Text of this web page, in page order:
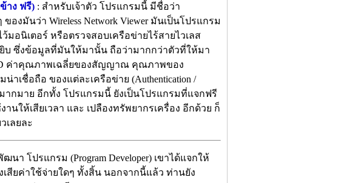
าง ฟรี) : สำหรับเจ้าตัว โปรแกรมนี้ มีชื่อว่า
องมันว่า Wireless Network Viewer มันเป็นโปรแกรม
มอนิเตอร์ หรือตรวจสอบเครือข่ายไร้สายไวเลส
ยิบ ซึ่งข้อมูลที่มันให้มานั้น ถือว่ามากกว่าตัวที่ให้มา
ค่าคุณภาพเฉลี่ยของสัญญาณ คุณภาพของ
เชื่อถือ ของแต่ละเครือข่าย (Authentication /
มากมาย อีกทั้ง โปรแกรมนี้ ยังเป็นโปรแกรมที่แจกฟรี
ให้เสียเวลา และ เปลืองทรัพยากรเครื่อง อีกด้วย ก็
เลยละ
นา โปรแกรม (Program Developer) เขาได้แจกให้
สียค่าใช้จ่ายใดๆ ทั้งสิ้น นอกจากนี้แล้ว ท่านยัง